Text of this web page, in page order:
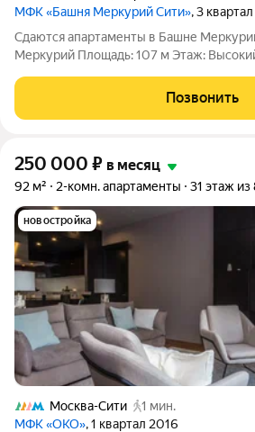
МФК «Башня Меркурий Сити», 3
Сдаются апартаменты в Башне
Меркурий Площадь: 107 м Этаж:
готовые для комфортного проживания.
необходимое: современную
Позвонить
250 000 ₽ в месяц
92 м² 2-комн. апартаменты 31 этаж из
новостройка
Москва-Сити
1 мин.
МФК «ОКО», 1 квартал 2016